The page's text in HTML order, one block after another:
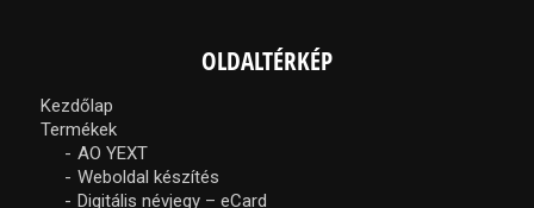
OLDALTÉRKÉP
Kezdőlap
Termékek
AO YEXT
Weboldal készítés
Digitális névjegy – eCard